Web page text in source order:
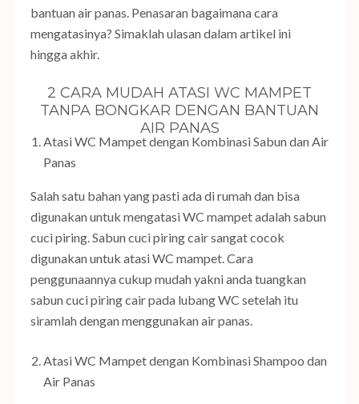
bantuan air panas. Penasaran bagaimana cara
mengatasinya? Simaklah ulasan dalam artikel ini
hingga akhir.
2 CARA MUDAH ATASI WC MAMPET
TANPA BONGKAR DENGAN BANTUAN
AIR PANAS
Atasi WC Mampet dengan Kombinasi Sabun dan Air
Panas
Salah satu bahan yang pasti ada di rumah dan bisa
digunakan untuk mengatasi WC mampet adalah sabun
cuci piring. Sabun cuci piring cair sangat cocok
digunakan untuk atasi WC mampet. Cara
penggunaannya cukup mudah yakni anda tuangkan
sabun cuci piring cair pada lubang WC setelah itu
siramlah dengan menggunakan air panas.
Atasi WC Mampet dengan Kombinasi Shampoo dan
Air Panas